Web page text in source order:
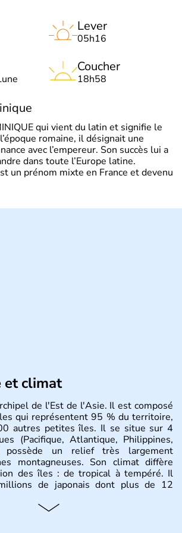
Lever
05h16
Coucher
18h58
qui vient du latin et signifie le
romaine, il désignait une
avec l’empereur. Son succès lui a
dans toute l’Europe latine.
un prénom mixte en France et devenu
et climat
de l'Est de l'Asie. Il est composé
qui représentent 95 % du territoire,
autres petites îles. Il se situe sur 4
(Pacifique, Atlantique, Philippines,
possède un relief très largement
montagneuses. Son climat diffère
des îles : de tropical à tempéré. Il
de japonais dont plus de 12